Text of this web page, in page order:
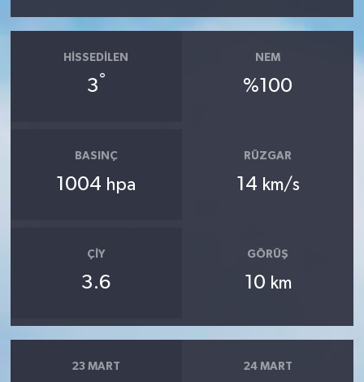
HISSEDILEN
3°
NEM
%100
BASINÇ
1004 hpa
RÜZGAR
14 km/s
ÇIY
3.6
GÖRÜŞ
10 km
23 MART 24 MART